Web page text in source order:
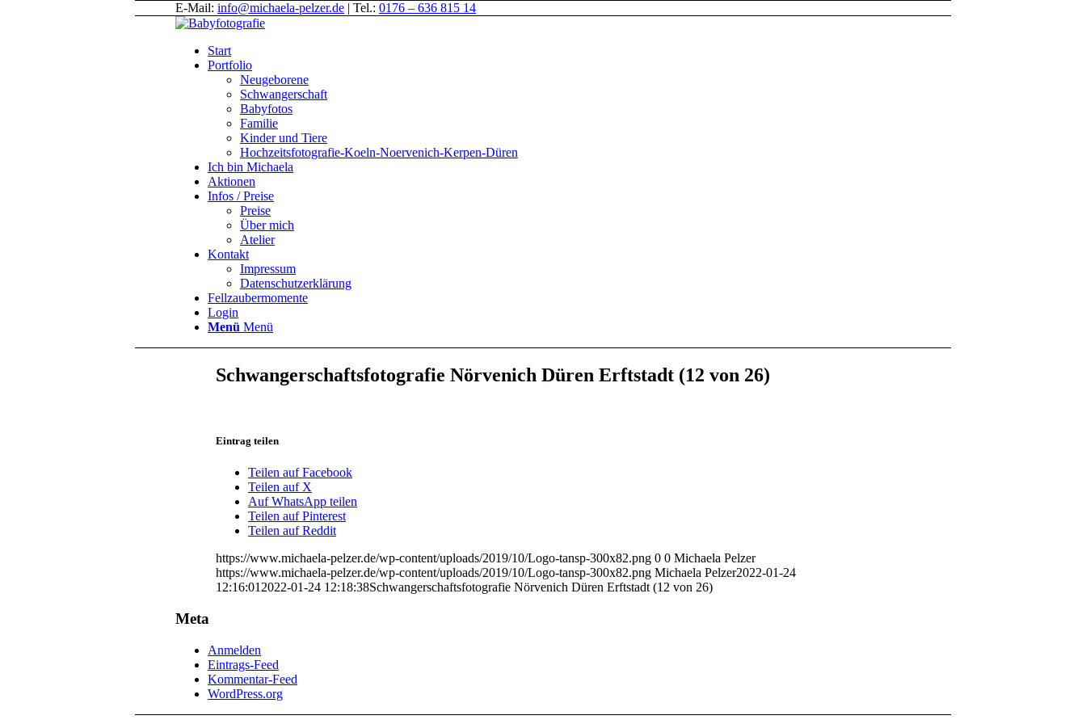
E-Mail: info@michaela-pelzer.de | Tel.: 0176 – 636 815 14
Start
Portfolio
Neugeborene
Schwangerschaft
Babyfotos
Familie
Kinder und Tiere
Hochzeitsfotografie-Koeln-Noervenich-Kerpen-Düren
Ich bin Michaela
Aktionen
Infos / Preise
Preise
Über mich
Atelier
Kontakt
Impressum
Datenschutzerklärung
Fellzaubermomente
Login
Menü Menü
Schwangerschaftsfotografie Nörvenich Düren Erftstadt (12 von 26)
Eintrag teilen
Teilen auf Facebook
Teilen auf X
Auf WhatsApp teilen
Teilen auf Pinterest
Teilen auf Reddit
https://www.michaela-pelzer.de/wp-content/uploads/2019/10/Logo-tansp-300x82.png 0 0 Michaela Pelzer
https://www.michaela-pelzer.de/wp-content/uploads/2019/10/Logo-tansp-300x82.png Michaela Pelzer2022-01-24
12:16:01 2022-01-24 12:18:38Schwangerschaftsfotografie Nörvenich Düren Erftstadt (12 von 26)
Meta
Anmelden
Eintrags-Feed
Kommentar-Feed
WordPress.org